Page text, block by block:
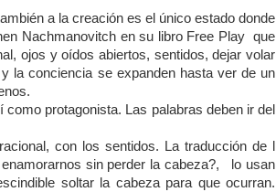
a la creación es el único estado donde
Nachmanovitch en su libro Free Play que
ojos y oídos abiertos, sentidos, dejar volar
la conciencia se expanden hasta ver de un
protagonista. Las palabras deben ir del
con los sentidos. La traducción de l
enamorarnos sin perder la cabeza?, lo usan
soltar la cabeza para que ocurran.